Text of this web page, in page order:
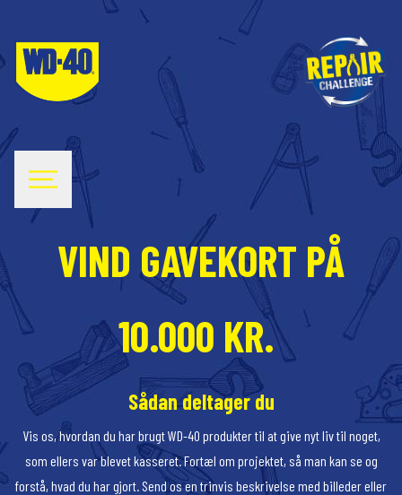
VIND GAVEKORT PÅ
10.000 KR.
Sådan deltager du
Vis os, hvordan du har brugt WD-40 produkter til at give nyt liv til noget,
som ellers var blevet kasseret. Fortæl om projektet, så man kan se og
forstå, hvad du har gjort. Send os en trinvis beskrivelse med billeder eller